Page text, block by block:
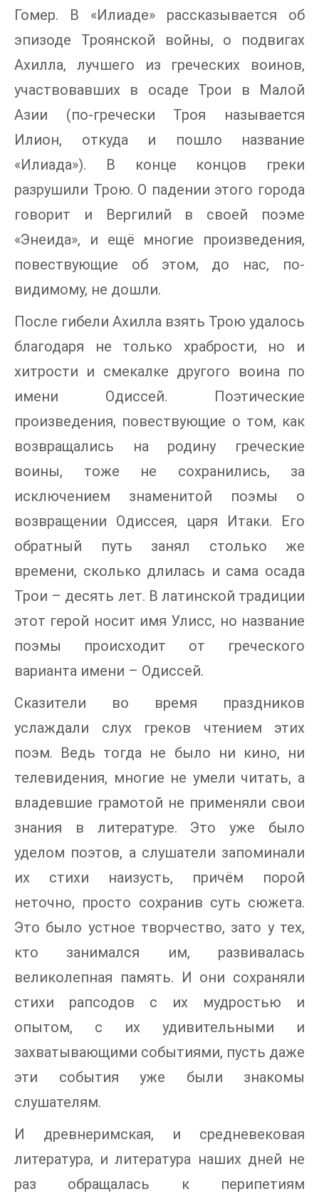
Гомер. В «Илиаде» рассказывается об
эпизоде Троянской войны, о подвигах
Ахилла, лучшего из греческих воинов,
участвовавших в осаде Трои в Малой
Азии (по-гречески Троя называется
Илион, откуда и пошло название
«Илиада»). В конце концов греки
разрушили Трою. О падении этого города
говорит и Вергилий в своей поэме
«Энеида», и ещё многие произведения,
повествующие об этом, до нас, по-
видимому, не дошли.
После гибели Ахилла взять Трою удалось
благодаря не только храбрости, но и
хитрости и смекалке другого воина по
имени Одиссей. Поэтические
произведения, повествующие о том, как
возвращались на родину греческие
воины, тоже не сохранились, за
исключением знаменитой поэмы о
возвращении Одиссея, царя Итаки. Его
обратный путь занял столько же
времени, сколько длилась и сама осада
Трои – десять лет. В латинской традиции
этот герой носит имя Улисс, но название
поэмы происходит от греческого
варианта имени – Одиссей.
Сказители во время праздников
услаждали слух греков чтением этих
поэм. Ведь тогда не было ни кино, ни
телевидения, многие не умели читать, а
владевшие грамотой не применяли свои
знания в литературе. Это уже было
уделом поэтов, а слушатели запоминали
их стихи наизусть, причём порой
неточно, просто сохранив суть сюжета.
Это было устное творчество, зато у тех,
кто занимался им, развивалась
великолепная память. И они сохраняли
стихи рапсодов с их мудростью и
опытом, с их удивительными и
захватывающими событиями, пусть даже
эти события уже были знакомы
слушателям.
И древнеримская, и средневековая
литература, и литература наших дней не
раз обращалась к перипетиям